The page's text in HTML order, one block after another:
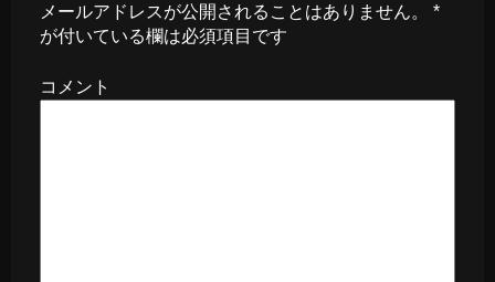
メールアドレスが公開されることはありません。
*
が付いている欄は必須項目です
コメント